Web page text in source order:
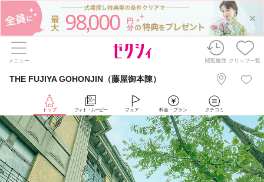
98,000
メニュー 閲覧履歴 クリップ一覧
THE FUJIYA GOHONJIN（藤屋御本陳）
トップ フォト・ムービー フェア 料金・プラン クチコミ